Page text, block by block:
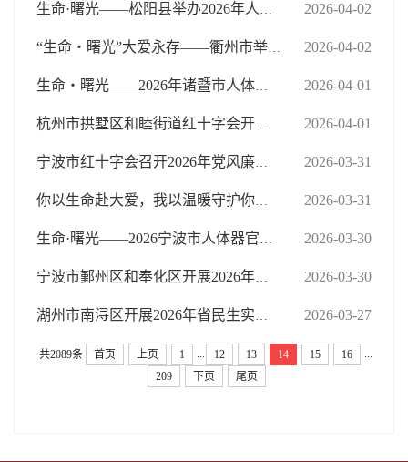
生命·曙光——松阳县举办2026年人体器官和遗体（组织）捐献缅怀纪念暨宣传普及活动 2026-04-02
“生命・曙光”大爱永存——衢州市举行人体器官和遗体（组织）捐献缅怀纪念活动 2026-04-02
生命・曙光——2026年诸暨市人体器官和遗体（组织）捐献缅怀纪念活动在官塘坞公墓“生命礼敬园”举行 2026-04-01
杭州市拱墅区和睦街道红十字会开展儿童家庭急救专题培训 2026-04-01
宁波市红十字会召开2026年党风廉政建设工作会议 2026-03-31
你以生命赴大爱，我以温暖守护你的家 2026-03-31
生命·曙光——2026宁波市人体器官和遗体（组织）捐献者缅怀纪念活动举行 2026-03-30
宁波市鄞州区和奉化区开展2026年人体器官和遗体（组织）捐献缅怀活动 2026-03-30
湖州市南浔区开展2026年省民生实事“双持证”救护员培训 2026-03-27
共2089条 首页 上页 1 ... 12 13 14 15 16
...
209
下页 尾页